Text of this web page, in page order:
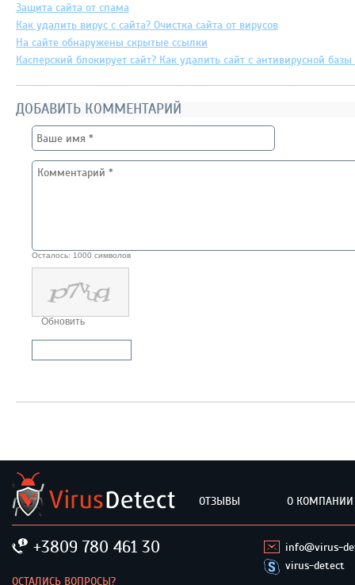
Защита сайта от спама
Как удалить вирус с сайта? Очистка сайта от вирусов
На сайте обнаружены скрытые ссылки
Касперский блокирует сайт? Как удалить сайт с антивирусной базы
ДОБАВИТЬ КОММЕНТАРИЙ
Осталось: 1000 символов
Обновить
ОТЗЫВЫ О КОМПАНИИ
+3809 780 461 30
ОСТАЛИСЬ ВОПРОСЫ?
info@virus-
virus-detect